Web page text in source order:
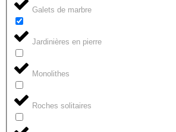
Galets de marbre
Jardinières en pierre
Monolithes
Roches solitaires